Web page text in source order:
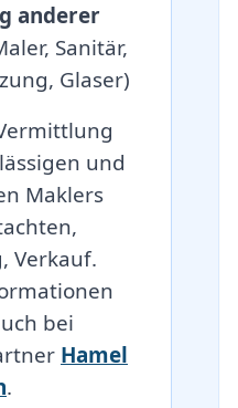
anderer
Sanitär,
Glaser)
und
Maklers
Verkauf.
bei
Hamel
.